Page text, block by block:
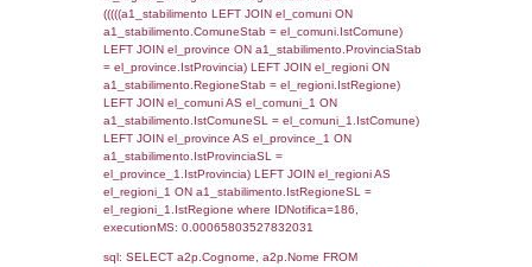
Indietro
Debug
sql: SELECT COUNT(*) FROM `userlevels`
`userlevelid` = -2, executionMS:
sql: SELECT `userlevelid`, `userlevelname`